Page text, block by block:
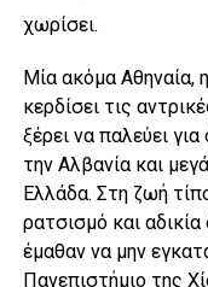
χωρίσει.
Μία ακόμα Αθηναία,
κερδίσει τις
ξέρει να παλεύει
την Αλβανία και
Ελλάδα. Στη ζωή
ρατσισμό και
έμαθαν να μην
Πανεπιστήμιο της